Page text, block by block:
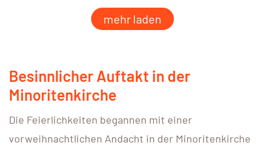
mehr laden
Besinnlicher Auftakt in der
Minoritenkirche
Die Feierlichkeiten begannen mit einer
vorweihnachtlichen Andacht in der Minoritenkirche